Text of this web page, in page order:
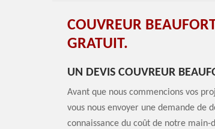
COUVREUR
GRATUIT.
UN DEVIS COUVREUR
Avant que nous commencions vos
vous nous envoyer une demande de
connaissance du coût de notre